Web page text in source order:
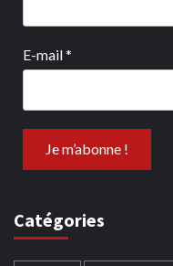
E-mail*
Catégories